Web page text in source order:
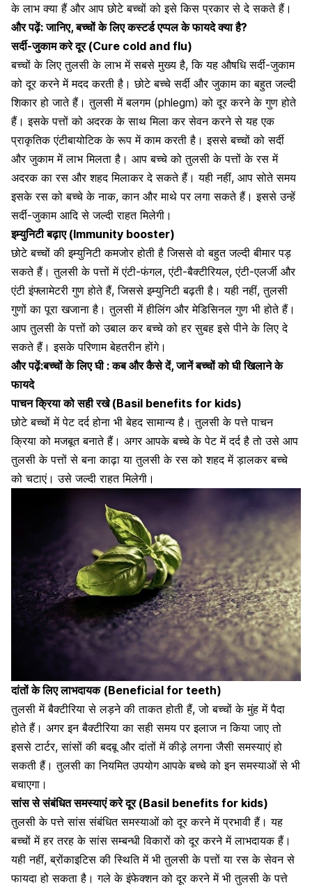
के लाभ क्या हैं और आप छोटे बच्चों को इसे किस प्रकार से दे सकते हैं।
और पढ़ें:जानिए, बच्चों के लिए कस्टर्ड एप्पल के फायदे क्या है?
सर्दी-जुकामकरे दूर (Cure cold and flu)
बच्चों के लिए तुलसी के लाभ में सबसे मुख्य है, कि यह औषधि सर्दी-जुकाम
को दूर करने में मदद करती है। छोटे बच्चे सर्दी और जुकाम का बहुत जल्दी
शिकार हो जाते हैं। तुलसी में बलगम (phlegm) को दूर करने के गुण होते
हैं। इसके पत्तों को अदरक के साथ मिला कर सेवन करने से यह एक
प्राकृतिकएंटीबायोटिक के रूप में काम करती है । इससे बच्चों को सर्दी
और जुकाम में लाभ मिलता है। आप बच्चे को तुलसी के पत्तों के रस में
अदरक का रस और शहद मिलाकर दे सकते हैं। यही नहीं, आप सोते समय
इसके रस को बच्चे के नाक, कान और माथे पर लगा सकते हैं। इससे उन्हें
सर्दी-जुकाम आदि से जल्दी राहत मिलेगी।
इम्युनिटी बढ़ाए (Immunity booster)
छोटे बच्चों की इम्युनिटी कमजोर होती है जिससे वो बहुत जल्दी बीमार पड़
सकते हैं। तुलसी के पत्तों मेंएंटी-फंगल, एंटी-बैक्टीरियल, एंटी-एलर्जी और
एंटी इंफ्लामेटरी गुण होते हैं,जिससे इम्युनिटी बढ़ती है । यही नहीं, तुलसी
गुणों का पूरा खजाना है। तुलसी में हीलिंग और मेडिसिनल गुण भी होते हैं।
आप तुलसी के पत्तों को उबाल कर बच्चे को हर सुबह इसे पीने के लिए दे
सकते हैं। इसके परिणाम बेहतरीन होंगे।
और पढ़ें:बच्चों के लिए घी : कब और कैसे दें, जानें बच्चों को घी खिलाने के
फायदे
पाचन क्रिया को सही रखे(Basil benefits for kids)
छोटे बच्चों में पेट दर्द होना भी बेहद सामान्य है। तुलसी के पत्ते पाचन
क्रिया को मजबूत बनाते हैं। अगर आपके बच्चे के पेट में दर्द है तो उसे आप
तुलसी के पत्तों से बना काढ़ा या तुलसी के रस कोशहद में ड़ालकर बच्चे
को चटाएं। उसे जल्दी राहत मिलेगी।
दांतों के लिए लाभदायक (Beneficial for teeth)
तुलसी में बैक्टीरिया से लड़ने की ताकत होती हैं, जो बच्चों के मुंह में पैदा
होते हैं। अगर इन बैक्टीरिया का सही समय पर इलाज न किया जाए तो
इससे टार्टर,सांसों की बदबूऔर दांतों में कीड़े लगना जैसी समस्याएं हो
सकती हैं। तुलसी का नियमित उपयोग आपके बच्चे को इन समस्याओं से भी
बचाएगा।
सांस से संबंधित समस्याएं करे दूर (Basil benefits for kids)
तुलसी के पत्ते सांस संबंधित समस्याओं को दूर करने में प्रभावी हैं। यह
बच्चों में हर तरह के सांस सम्बन्धी विकारों को दूर करने में लाभदायक हैं।
यही नहीं,ब्रोंकाइटिस की स्थितिमें भी तुलसी के पत्तों या रस के सेवन से
फायदा हो सकता है।गले के इंफेक्शनको दूर करने में भी तुलसी के पत्ते